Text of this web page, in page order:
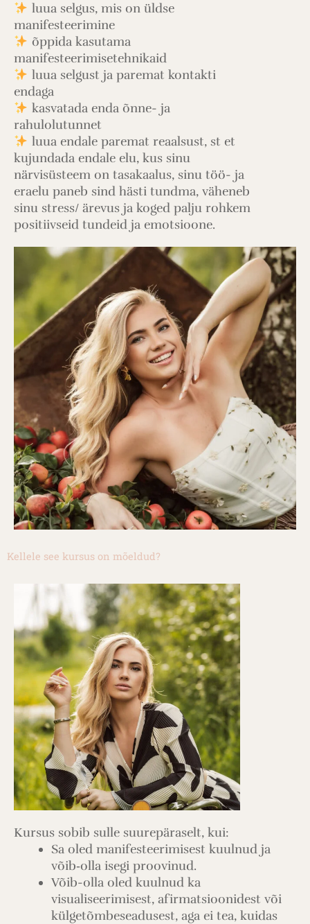
luua selgus, mis on üldse
manifesteerimine
õppida kasutama
manifesteerimisetehnikaid
luua selgust ja paremat kontakti
endaga
kasvatada enda õnne- ja
rahulolutunnet
luua endale paremat reaalsust, st et
kujundada endale elu, kus sinu
närvisüsteem on tasakaalus, sinu töö- ja
eraelu paneb sind hästi tundma, väheneb
sinu stress/ ärevus ja koged palju rohkem
positiivseid tundeid ja emotsioone.
Kellele see kursus on mõeldud?
Kursus sobib sulle suurepäraselt, kui:
Sa oled manifesteerimisest kuulnud ja
võib‑olla isegi proovinud.
Võib-olla oled kuulnud ka
visualiseerimisest, afirmatsioonidest või
külgetõmbeseadusest, aga ei tea, kuidas